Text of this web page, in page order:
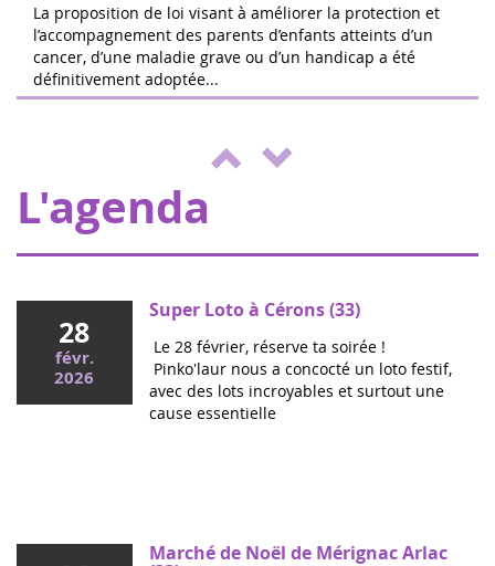
La proposition de loi visant à améliorer la protection et
l’accompagnement des parents d’enfants atteints d’un
cancer, d’une maladie grave ou d’un handicap a été
définitivement adoptée...
Ce mercredi, le député Vincent Thiébaut organisait avec
L'agenda
04
Les 24h de Boissy le Cutté
L'équipe de Running Pour L'espoir
d'animations au profit d'Eva pour la vie et
de l'ENVOL, pour soutenir les enfants m...
28
févr.
2026
Super Loto à Cérons (33)
Le 28 février, réserve ta soirée !
Pinko'laur nous a concocté un loto festif,
avec des lots incroyables et surtout une
cause essentielle
Marché de Noël de Mérignac Arlac